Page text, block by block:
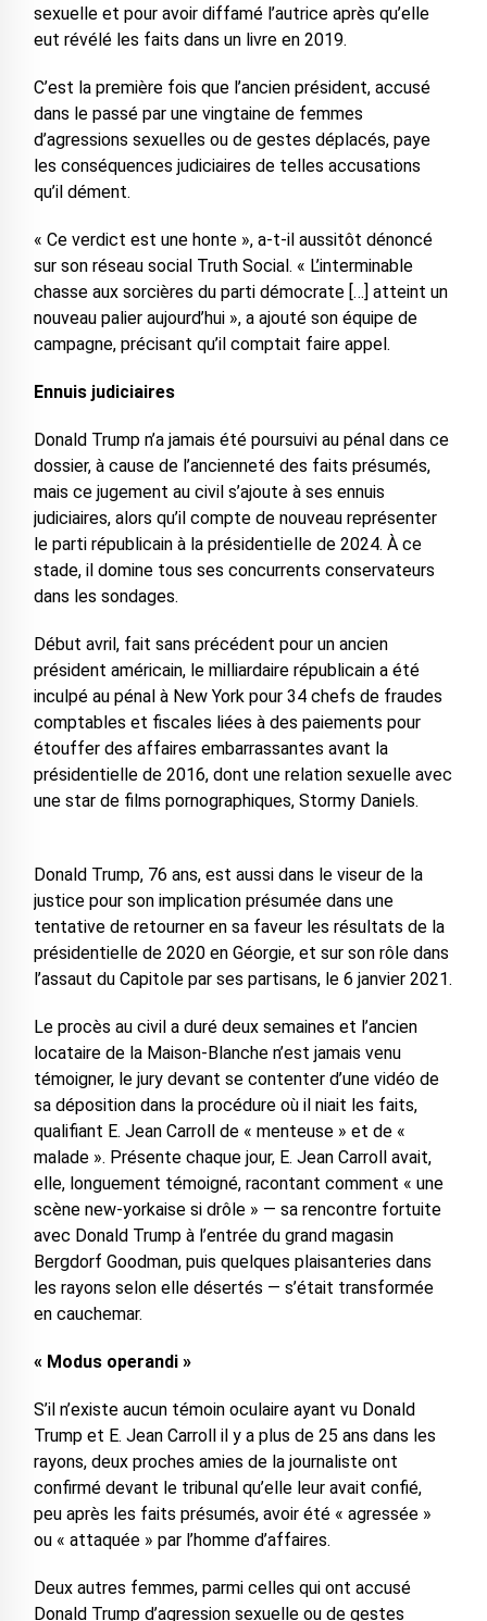
sexuelle et pour avoir diffamé l’autrice après qu’elle
eut révélé les faits dans un livre en 2019.
C’est la première fois que l’ancien président, accusé
dans le passé par une vingtaine de femmes
d’agressions sexuelles ou de gestes déplacés, paye
les conséquences judiciaires de telles accusations
qu’il dément.
« Ce verdict est une honte », a-t-il aussitôt dénoncé
sur son réseau social Truth Social. « L’interminable
chasse aux sorcières du parti démocrate […] atteint un
nouveau palier aujourd’hui », a ajouté son équipe de
campagne, précisant qu’il comptait faire appel.
Ennuis judiciaires
Donald Trump n’a jamais été poursuivi au pénal dans ce
dossier, à cause de l’ancienneté des faits présumés,
mais ce jugement au civil s’ajoute à ses ennuis
judiciaires, alors qu’il compte de nouveau représenter
le parti républicain à la présidentielle de 2024. À ce
stade, il domine tous ses concurrents conservateurs
dans les sondages.
Début avril, fait sans précédent pour un ancien
président américain, le milliardaire républicain a été
inculpé au pénal à New York pour 34 chefs de fraudes
comptables et fiscales liées à des paiements pour
étouffer des affaires embarrassantes avant la
présidentielle de 2016, dont une relation sexuelle avec
une star de films pornographiques, Stormy Daniels.
Donald Trump, 76 ans, est aussi dans le viseur de la
justice pour son implication présumée dans une
tentative de retourner en sa faveur les résultats de la
présidentielle de 2020 en Géorgie, et sur son rôle dans
l’assaut du Capitole par ses partisans, le 6 janvier 2021.
Le procès au civil a duré deux semaines et l’ancien
locataire de la Maison-Blanche n’est jamais venu
témoigner, le jury devant se contenter d’une vidéo de
sa déposition dans la procédure où il niait les faits,
qualifiant E. Jean Carroll de « menteuse » et de «
malade ». Présente chaque jour, E. Jean Carroll avait,
elle, longuement témoigné, racontant comment « une
scène new-yorkaise si drôle » — sa rencontre fortuite
avec Donald Trump à l’entrée du grand magasin
Bergdorf Goodman, puis quelques plaisanteries dans
les rayons selon elle désertés — s’était transformée
en cauchemar.
« Modus operandi »
S’il n’existe aucun témoin oculaire ayant vu Donald
Trump et E. Jean Carroll il y a plus de 25 ans dans les
rayons, deux proches amies de la journaliste ont
confirmé devant le tribunal qu’elle leur avait confié,
peu après les faits présumés, avoir été « agressée »
ou « attaquée » par l’homme d’affaires.
Deux autres femmes, parmi celles qui ont accusé
Donald Trump d’agression sexuelle ou de gestes